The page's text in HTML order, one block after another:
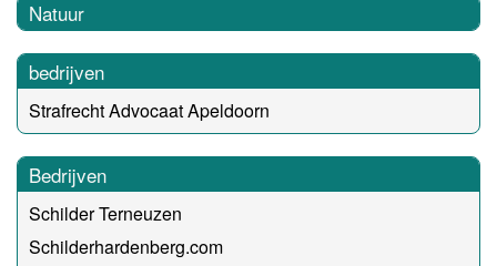
Natuur
bedrijven
Strafrecht Advocaat Apeldoorn
Bedrijven
Schilder Terneuzen
Schilderhardenberg.com